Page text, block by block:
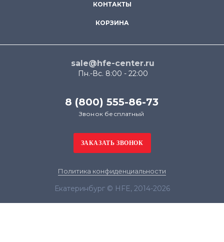
КОНТАКТЫ
КОРЗИНА
sale@hfe-center.ru
Пн.-Вс. 8:00 - 22:00
8 (800) 555-86-73
Звонок бесплатный
Политика конфиденциальности
Екатеринбург © HFE, 2014-2026